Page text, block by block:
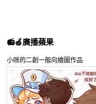
交流中心
攤位轉讓區
會員功能選單
會員中心
📻🍏廣播蘋果
小咪的二創一般向繪圖作品